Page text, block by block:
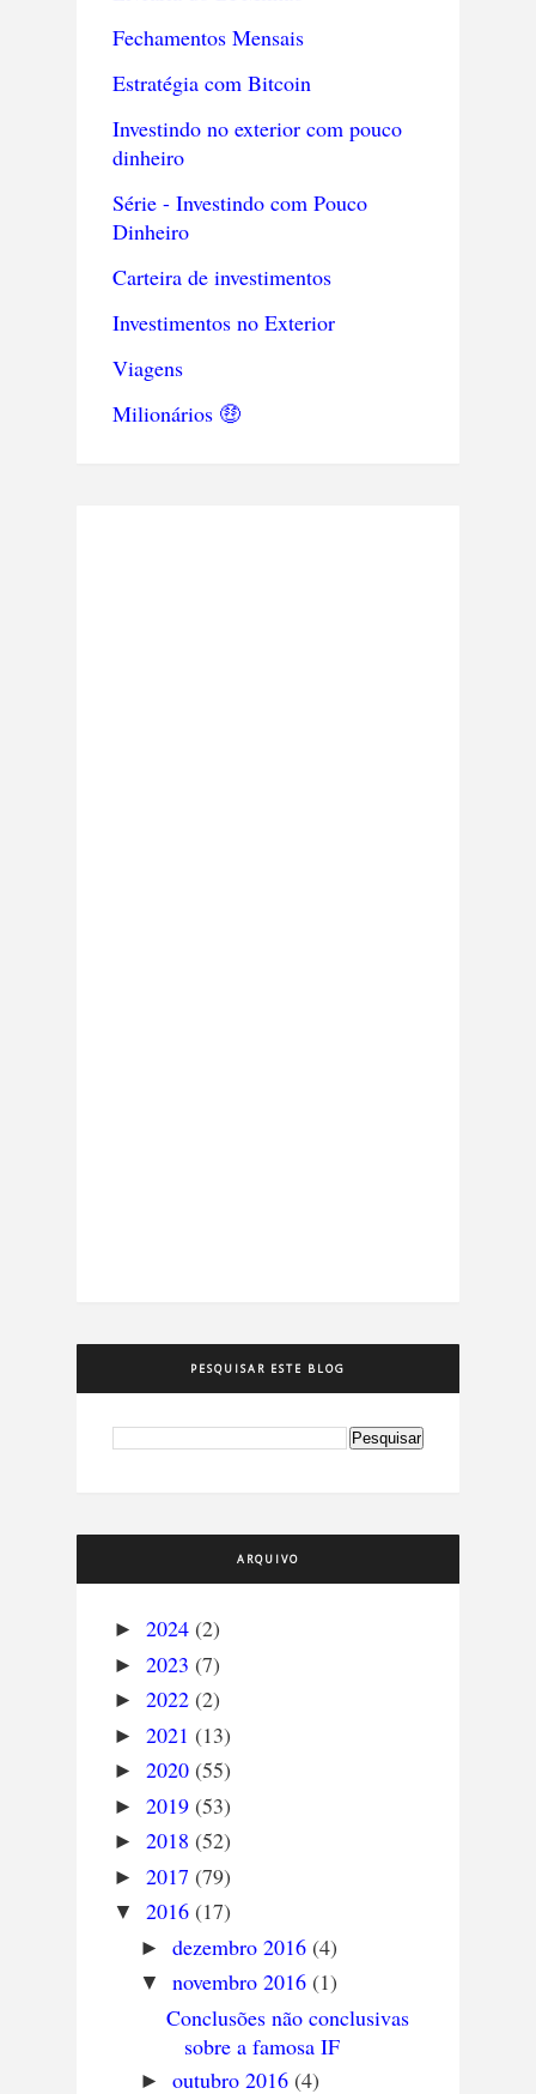
Fechamentos Mensais
Estratégia com Bitcoin
Investindo no exterior com pouco
dinheiro
Série - Investindo com Pouco
Dinheiro
Carteira de investimentos
Investimentos no Exterior
Viagens
Milionários 🤑
PESQUISAR ESTE BLOG
ARQUIVO
► 2024 (2)
► 2023 (7)
► 2022 (2)
► 2021 (13)
► 2020 (55)
► 2019 (53)
► 2018 (52)
► 2017 (79)
▼ 2016 (17)
► dezembro 2016 (4)
▼ novembro 2016 (1)
Conclusões não conclusivas
sobre a famosa IF
► outubro 2016 (4)